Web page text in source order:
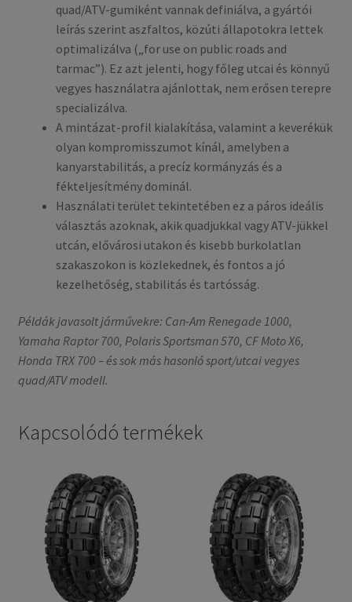
quad/ATV-gumiként vannak definiálva, a gyártói
leírás szerint aszfaltos, közúti állapotokra lettek
optimalizálva („for use on public roads and
tarmac”). Ez azt jelenti, hogy főleg utcai és könnyű
vegyes használatra ajánlottak, nem erősen terepre
specializálva.
A mintázat-profil kialakítása, valamint a keverékük
olyan kompromisszumot kínál, amelyben a
kanyarstabilitás, a precíz kormányzás és a
fékteljesítmény dominál.
Használati terület tekintetében ez a páros ideális
választás azoknak, akik quadjukkal vagy ATV-jükkel
utcán, elővárosi utakon és kisebb burkolatlan
szakaszokon is közlekednek, és fontos a jó
kezelhetőség, stabilitás és tartósság.
Példák javasolt járművekre: Can-Am Renegade 1000,
Yamaha Raptor 700, Polaris Sportsman 570, CF Moto X6,
Honda TRX 700 – és sok más hasonló sport/utcai vegyes
quad/ATV modell.
Kapcsolódó termékek